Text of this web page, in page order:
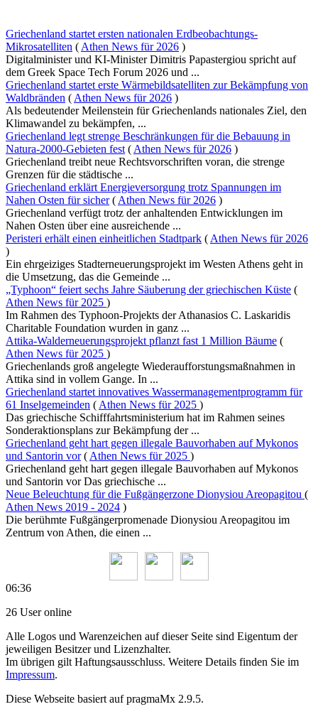
Griechenland startet ersten nationalen Erdbeobachtungs-
Mikrosatelliten ( Athen News für 2026 )
Digitalminister und KI-Minister Dimitris Papastergiou spricht auf
dem Greek Space Tech Forum 2026 und ...
Griechenland startet erste Wärmebildsatelliten zur Bekämpfung von
Waldbränden ( Athen News für 2026 )
Als bedeutender Meilenstein für Griechenlands nationales Ziel, den
Klimawandel zu bekämpfen, ...
Griechenland legt strenge Beschränkungen für die Bebauung in
Natura-2000-Gebieten fest ( Athen News für 2026 )
Griechenland treibt neue Rechtsvorschriften voran, die strenge
Grenzen für die städtische ...
Griechenland erklärt Energieversorgung trotz Spannungen im
Nahen Osten für sicher( Athen News für 2026 )
Griechenland verfügt trotz der anhaltenden Entwicklungen im
Nahen Osten über eine ausreichende ...
Peristeri erhält einen einheitlichen Stadtpark ( Athen News für 2026
)
Ein ehrgeiziges Stadterneuerungsprojekt im Westen Athens geht in
die Umsetzung, das die Gemeinde ...
„Typhoon“ feiert sechs Jahre Säuberung der griechischen Küste (
Athen News für 2025 )
Im Rahmen des Typhoon-Projekts der Athanasios C. Laskaridis
Charitable Foundation wurden in ganz ...
Attika-Walderneuerungsprojekt pflanzt fast 1 Million Bäume (
Athen News für 2025 )
Griechenlands groß angelegte Wiederaufforstungsmaßnahmen in
Attika sind in vollem Gange. In ...
Griechenland startet innovatives Wassermanagementprogramm für
61 Inselgemeinden ( Athen News für 2025 )
Das griechische Schifffahrtsministerium hat im Rahmen seines
Sonderaktionsplans zur Bekämpfung der ...
Griechenland geht hart gegen illegale Bauvorhaben auf Mykonos
und Santorin vor( Athen News für 2025 )
Griechenland geht hart gegen illegale Bauvorhaben auf Mykonos
und Santorin vor Das griechische ...
Neue Beleuchtung für die Fußgängerzone Dionysiou Areopagitou (
Athen News 2019 - 2024 )
Die berühmte Fußgängerpromenade Dionysiou Areopagitou im
Zentrum von Athen, die einen ...
06:36
26 User online
Alle Logos und Warenzeichen auf dieser Seite sind Eigentum der
jeweiligen Besitzer und Lizenzhalter.
Im übrigen gilt Haftungsausschluss. Weitere Details finden Sie im
Impressum.
Diese Webseite basiert auf pragmaMx 2.9.5.